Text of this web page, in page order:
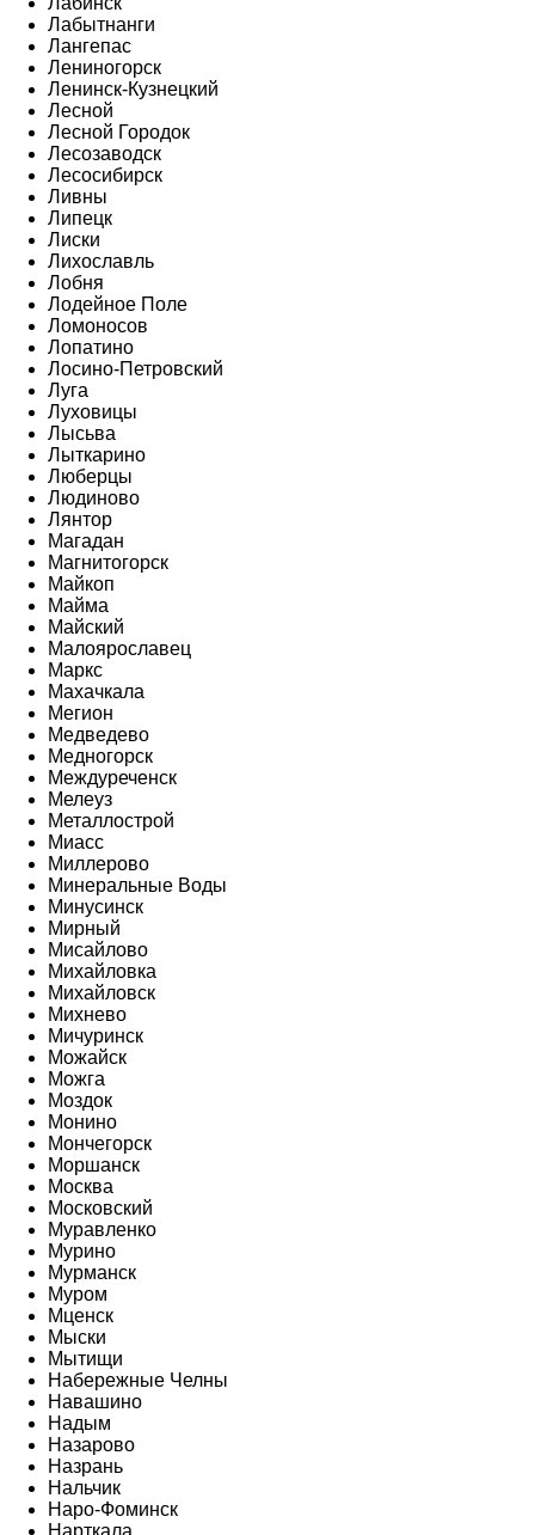
Лабытнанги
Лангепас
Лениногорск
Ленинск-Кузнецкий
Лесной
Лесной Городок
Лесозаводск
Лесосибирск
Ливны
Липецк
Лиски
Лихославль
Лобня
Лодейное Поле
Ломоносов
Лопатино
Лосино-Петровский
Луга
Луховицы
Лысьва
Лыткарино
Люберцы
Людиново
Лянтор
Магадан
Магнитогорск
Майкоп
Майма
Майский
Малоярославец
Маркс
Махачкала
Мегион
Медведево
Медногорск
Междуреченск
Мелеуз
Металлострой
Миасс
Миллерово
Минеральные Воды
Минусинск
Мирный
Мисайлово
Михайловка
Михайловск
Михнево
Мичуринск
Можайск
Можга
Моздок
Монино
Мончегорск
Моршанск
Москва
Московский
Муравленко
Мурино
Мурманск
Муром
Мценск
Мыски
Мытищи
Набережные Челны
Навашино
Надым
Назарово
Назрань
Нальчик
Наро-Фоминск
Нарткала